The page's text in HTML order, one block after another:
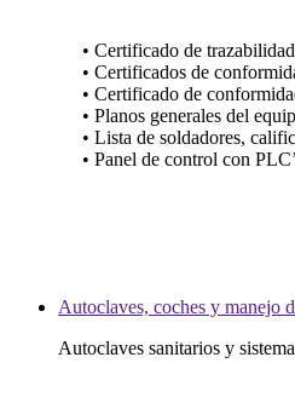
• Certificado de
• Certificados de
• Certificado de
• Planos generales del
• Lista de soldadores,
• Panel de control con
Autoclaves, coches y manejo
Autoclaves sanitarios y